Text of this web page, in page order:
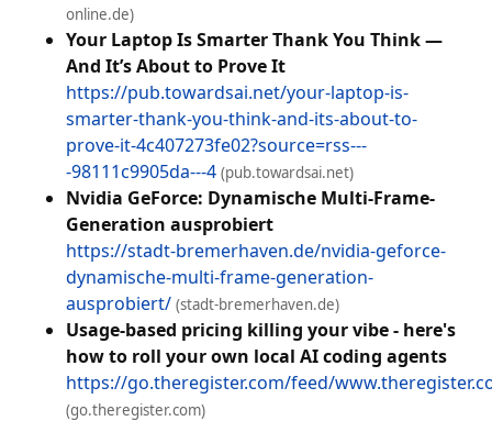
online.de)
Your Laptop Is Smarter Thank You Think —
And It’s About to Prove It
https://pub.towardsai.net/your-laptop-is-
smarter-thank-you-think-and-its-about-to-
prove-it-4c407273fe02?source=rss---
-98111c9905da---4 (pub.towardsai.net)
Nvidia GeForce: Dynamische Multi-Frame-
Generation ausprobiert
https://stadt-bremerhaven.de/nvidia-geforce-
dynamische-multi-frame-generation-
ausprobiert/ (stadt-bremerhaven.de)
Usage-based pricing killing your vibe - here's
how to roll your own local AI coding agents
https://go.theregister.com/feed/
(go.theregister.com)